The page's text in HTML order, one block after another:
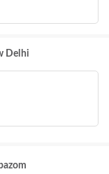
Delhi